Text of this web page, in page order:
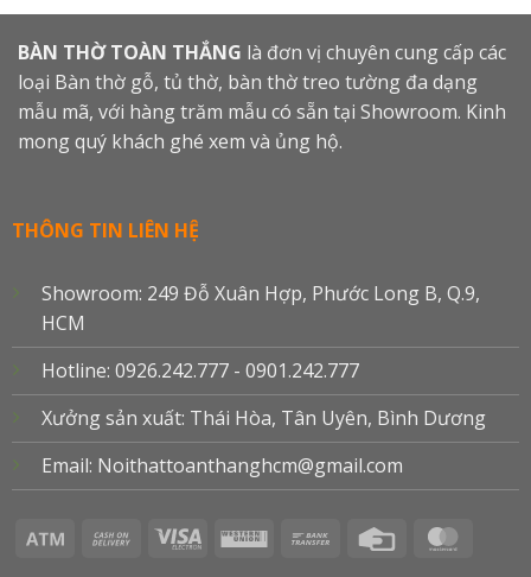
BÀN THỜ TOÀN THẮNG là đơn vị chuyên cung cấp các
loại Bàn thờ gỗ, tủ thờ, bàn thờ treo tường đa dạng
mẫu mã, với hàng trăm mẫu có sẵn tại Showroom. Kinh
mong quý khách ghé xem và ủng hộ.
THÔNG TIN LIÊN HỆ
Showroom: 249 Đỗ Xuân Hợp, Phước Long B, Q.9,
HCM
Hotline: 0926.242.777 - 0901.242.777
Xưởng sản xuất: Thái Hòa, Tân Uyên, Bình Dương
Email: Noithattoanthanghcm@gmail.com
Atm
Cash
Visa
Western
Bank
Credit